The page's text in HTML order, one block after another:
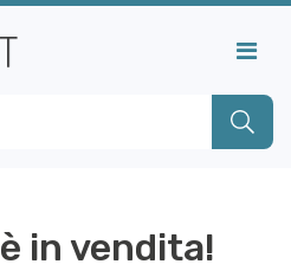
è in vendita!